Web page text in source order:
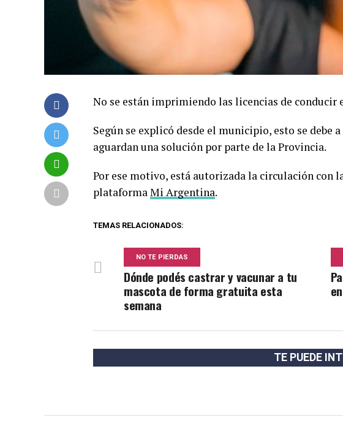
No se están imprimiendo las licencias de conducir
Según se explicó desde el municipio, esto se debe
aguardan una solución por parte de la Provincia.
Por ese motivo, está autorizada la circulación con
plataformaMi Argentina.
TEMAS RELACIONADOS:
NO TE PIERDAS
Dónde podés castrar y vacunar a tu
mascota de forma gratuita esta
semana
TE PUEDE